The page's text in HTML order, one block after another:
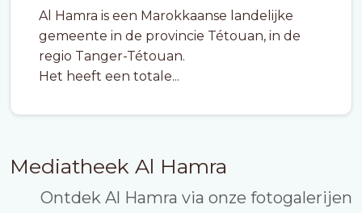
Al Hamra is een Marokkaanse landelijke
gemeente in de provincie Tétouan, in de
regio Tanger-Tétouan.
Het heeft een totale...
Mediatheek Al Hamra
Ontdek Al Hamra via onze fotogalerijen